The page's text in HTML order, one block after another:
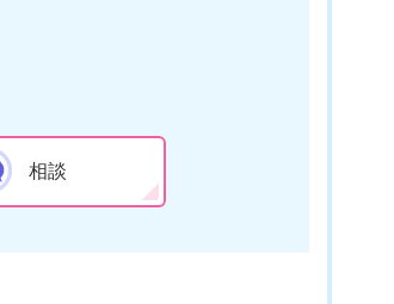
相談